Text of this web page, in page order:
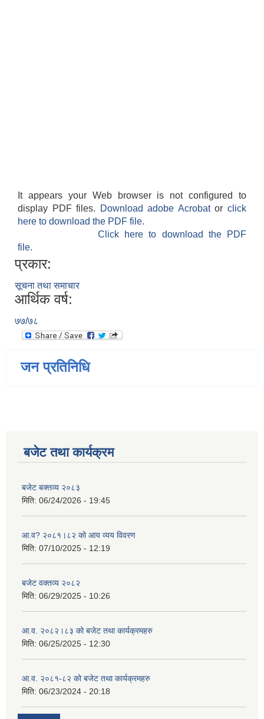
It appears your Web browser is not configured to
display PDF files.
Download adobe Acrobatorclick
here to download the PDF file.
Click here to download the PDF
file.
प्रकार:
सूचना तथा समाचार
आर्थिक वर्ष:
७७/७८
जन प्रतिनिधि
बजेट तथा कार्यक्रम
बजेट बक्तव्य २०८३
मिति: 06/24/2026 - 19:45
आ.व? २०८१।८२ को आय व्यय विवरण
मिति: 07/10/2025 - 12:19
बजेट वक्तव्य २०८२
मिति: 06/29/2025 - 10:26
आ.व. २०८२।८३ को बजेट तथा कार्यक्रमहरु
मिति: 06/25/2025 - 12:30
आ.व. २०८१-८२ को बजेट तथा कार्यक्रमहरु
मिति: 06/23/2024 - 20:18